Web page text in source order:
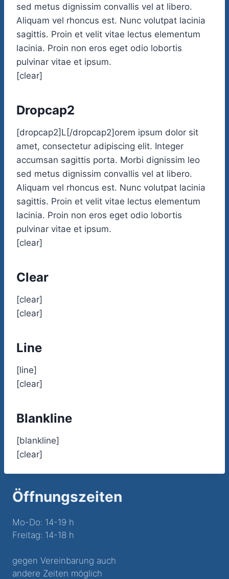
sed metus dignissim convallis vel at libero.
Aliquam vel rhoncus est. Nunc volutpat lacinia
sagittis. Proin et velit vitae lectus elementum
lacinia. Proin non eros eget odio lobortis
pulvinar vitae et ipsum.
[clear]
Dropcap2
[dropcap2]L[/dropcap2]orem ipsum dolor sit
amet, consectetur adipiscing elit. Integer
accumsan sagittis porta. Morbi dignissim leo
sed metus dignissim convallis vel at libero.
Aliquam vel rhoncus est. Nunc volutpat lacinia
sagittis. Proin et velit vitae lectus elementum
lacinia. Proin non eros eget odio lobortis
pulvinar vitae et ipsum.
[clear]
Clear
[clear]
[clear]
Line
[line]
[clear]
Blankline
[blankline]
[clear]
Öffnungszeiten
Mo-Do: 14-19 h
Freitag: 14-18 h
gegen Vereinbarung auch
andere Zeiten möglich